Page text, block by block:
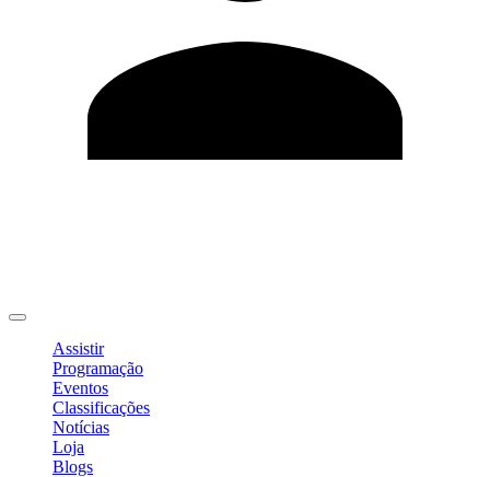
Assistir
Programação
Eventos
Classificações
Notícias
Loja
Blogs